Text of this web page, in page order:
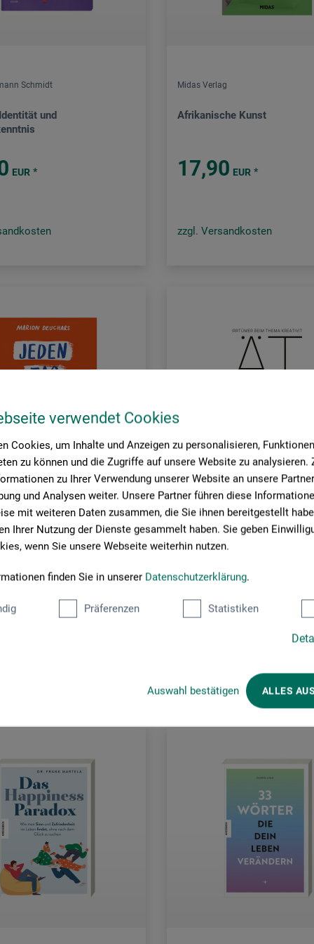
verwendet Cookies
Cookies, um Inhalte und Anzeigen zu personalisieren,
zu können und die Zugriffe auf unsere Website zu analysieren.
zu Ihrer Verwendung unserer Website an unsere
und Analysen weiter. Unsere Partner führen diese
mit weiteren Daten zusammen, die Sie ihnen bereitgestellt
Ihrer Nutzung der Dienste gesammelt haben. Sie geben
wenn Sie unsere Webseite weiterhin nutzen.
finden Sie in unserer Datenschutzerklärung.
Präferenzen Statistiken
Auswahl bestätigen ALLES
Schmidt
und
EUR *
Midas Verlag
Afrikanische Kunst
17,90 EUR *
zzgl. Versandkosten
EUR
Bauhaus Universitätsverlag
24,00 EUR *
zzgl. Versandkosten